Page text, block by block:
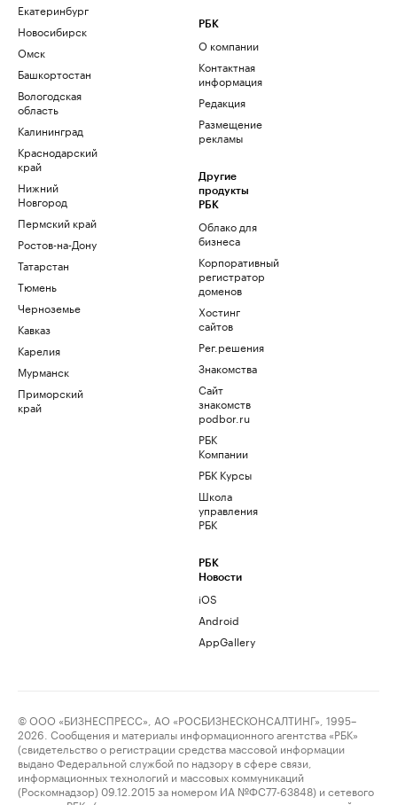
Екатеринбург
Новосибирск
Омск
Башкортостан
Вологодская
область
Калининград
Краснодарский
край
Нижний
Новгород
Пермский край
Ростов-на-Дону
Татарстан
Тюмень
Черноземье
Кавказ
Карелия
Мурманск
Приморский
край
РБК
О компании
Контактная
информация
Редакция
Размещение
рекламы
Другие
продукты
РБК
Облако для
бизнеса
Корпоративный
регистратор
доменов
Хостинг
сайтов
Рег.решения
Знакомства
Сайт
знакомств
podbor.ru
РБК
Компании
РБК Курсы
Школа
управления
РБК
РБК
Новости
iOS
Android
AppGallery
© ООО «БИЗНЕСПРЕСС», АО «РОСБИЗНЕСКОНСАЛТИНГ», 1995–
2026. Сообщения и материалы информационного агентства «РБК»
(свидетельство о регистрации средства массовой информации
выдано Федеральной службой по надзору в сфере связи,
информационных технологий и массовых коммуникаций
(Роскомнадзор) 09.12.2015 за номером ИА №ФС77-63848) и сетевого